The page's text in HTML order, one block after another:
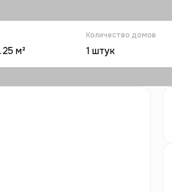
м²
Количество домов
1 штук